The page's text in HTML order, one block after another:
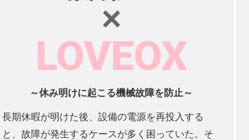
×
LOVEOX
～休み明けに起こる機械故障を防止～
長期休暇が明けた後、設備の電源を再投入する
と、故障が発生するケースが多く困っていた。そ